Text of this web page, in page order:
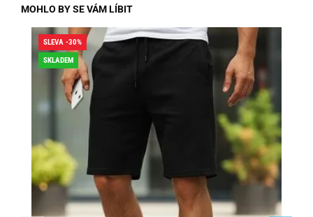
MOHLO BY SE VÁM LÍBIT
SLEVA -30%
SKLADEM